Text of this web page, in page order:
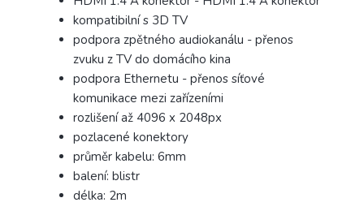
kompatibilní s 3D TV
podpora zpětného audiokanálu - přenos
zvuku z TV do domácího kina
podpora Ethernetu - přenos síťové
komunikace mezi zařízeními
rozlišení až 4096 x 2048px
pozlacené konektory
průměr kabelu: 6mm
balení: blistr
délka: 2m